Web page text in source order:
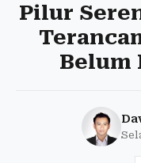
Pilur
Belum